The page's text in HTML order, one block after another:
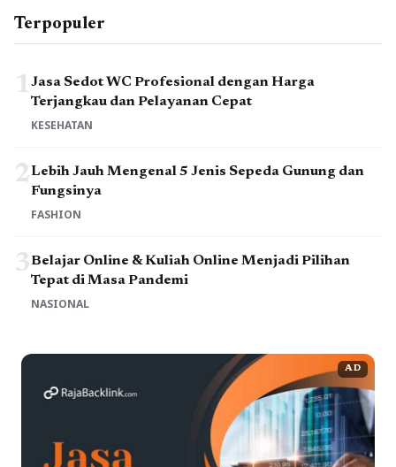
Terpopuler
1Jasa Sedot WC Profesional dengan Harga
Terjangkau dan Pelayanan Cepat
KESEHATAN
2Lebih Jauh Mengenal 5 Jenis Sepeda Gunung dan
Fungsinya
FASHION
3Belajar Online & Kuliah Online Menjadi Pilihan
Tepat di Masa Pandemi
NASIONAL
AD